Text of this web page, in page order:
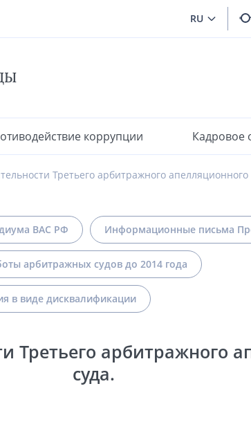
RU
коррупции Кадровое
Третьего арбитражного апелляционного
ВАС РФ Информационные письма
арбитражных судов до 2014 года
в виде дисквалификации
Третьего арбитражного
суда.